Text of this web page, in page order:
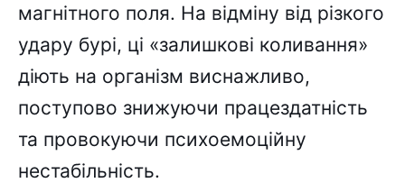
магнітного поля. На відміну від різкого
удару бурі, ці «залишкові коливання»
діють на організм виснажливо,
поступово знижуючи працездатність
та провокуючи психоемоційну
нестабільність.